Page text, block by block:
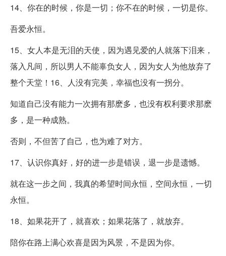
14、你在的时候，你是一切；你不在的时候，一切是你。
吾爱永恒。
15、女人本是无泪的天使，因为遇见爱的人就落下泪来，
落入凡间，所以男人不能辜负女人，因为女人为他放弃了
整个天堂！16、人没有完美，幸福也没有一拐分。
知道自己没有能力一次拥有那麽多，也没有权利要求那麽
多，是一种成熟。
否则，不但苦了自己，也为难了对方。
17、认识你真好，好的进一步是错误，退一步是遗憾。
就在这一步之间，我真的希望时间永恒，空间永恒，一切
永恒。
18、如果花开了，就喜欢；如果花落了，就放弃。
陪你在路上满心欢喜是因为风景，不是因为你。